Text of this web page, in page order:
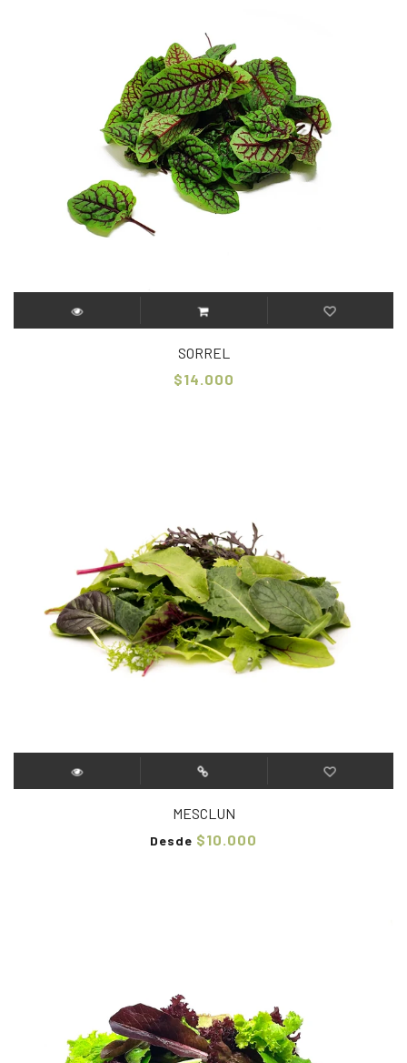
SORREL
$14.000
MESCLUN
Desde $10.000